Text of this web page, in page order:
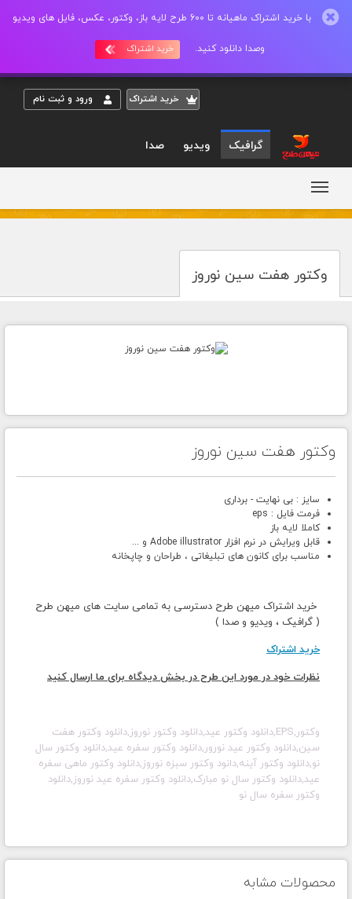
با خرید اشتراک ماهیانه تا 600 طرح لایه باز، وکتور، عکس، فایل های ویدیو
وصدا دانلود کنید. خرید اشتراک
خريد اشتراک ورود و ثبت نام
گرافیک ویدیو صدا
وکتور هفت سین نوروز
وکتور هفت سین نوروز
سایز : بی نهایت - برداری
فرمت فایل : eps
کاملا لایه باز
قابل ویرایش در نرم افزار Adobe illustrator و ...
مناسب برای کانون های تبلیغاتی ، طراحان و چاپخانه
خرید اشتراک میهن طرح دسترسی به تمامی سایت های میهن طرح
( گرافیک ، ویدیو و صدا )
خرید اشتراک
نظرات خود در مورد این طرح در بخش دیدگاه برای ما ارسال کنید
وکتور,EPS,دانلود وکتور عید,دانلود وکتور نوروز,دانلود وکتور هفت
سین,دانلود وکتور عید نورور,دانلود وکتور سفره عید,دانلود وکتور سال
نو,دانلود وکتور آینه,دانود وکتور سبزه نوروز,دانلود وکتور ماهی سفره
عید,دانلود وکتور سال نو مبارک,دانلود وکتور سفره عید نوروز,دانلود
وکتور سفره سال نو
محصولات مشابه